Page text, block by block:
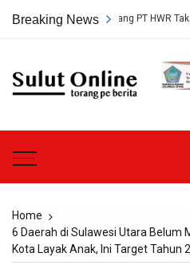
Breaking News
Tambang PT HWR Tak Pernah
Sulut
Home
6 Daerah di Sulawesi Utara Belum
Kota Layak Anak, Ini Target Tahun